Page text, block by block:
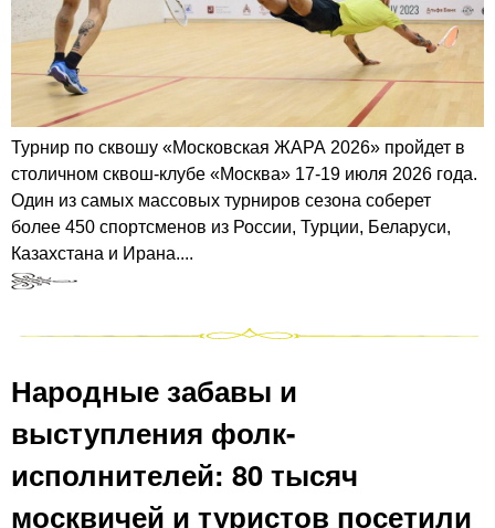
Турнир по сквошу «Московская ЖАРА 2026» пройдет в
столичном сквош-клубе «Москва» 17-19 июля 2026 года.
Один из самых массовых турниров сезона соберет
более 450 спортсменов из России, Турции, Беларуси,
Казахстана и Ирана....
Народные забавы и
выступления фолк-
исполнителей: 80 тысяч
москвичей и туристов посетили